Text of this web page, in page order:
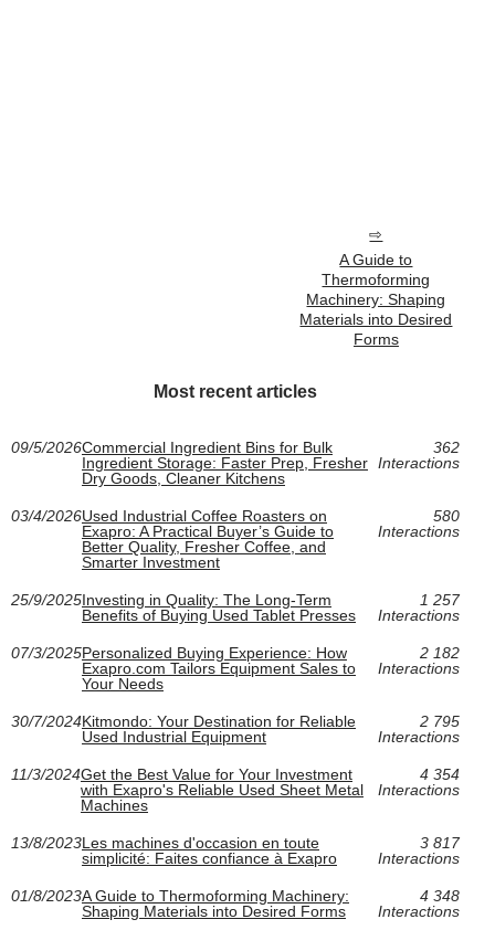
A Guide to
Thermoforming
Machinery: Shaping
Materials into Desired
Forms
Most recent articles
09/5/2026Commercial Ingredient Bins for Bulk
Ingredient Storage: Faster Prep, Fresher
Dry Goods, Cleaner Kitchens
362
Interactions
03/4/2026Used Industrial Coffee Roasters on
Exapro: A Practical Buyer’s Guide to
Better Quality, Fresher Coffee, and
Smarter Investment
580
Interactions
25/9/2025Investing in Quality: The Long-Term
Benefits of Buying Used Tablet Presses
1 257
Interactions
07/3/2025Personalized Buying Experience: How
Exapro.com Tailors Equipment Sales to
Your Needs
2 182
Interactions
30/7/2024Kitmondo: Your Destination for Reliable
Used Industrial Equipment
2 795
Interactions
11/3/2024Get the Best Value for Your Investment
with Exapro's Reliable Used Sheet Metal
Machines
4 354
Interactions
13/8/2023Les machines d'occasion en toute
simplicité: Faites confiance à Exapro
3 817
Interactions
01/8/2023A Guide to Thermoforming Machinery:
Shaping Materials into Desired Forms
4 348
Interactions